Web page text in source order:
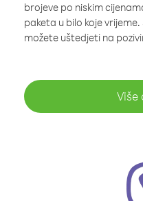
brojeve po niskim
paketa u bilo koje
možete uštedjeti na
Više